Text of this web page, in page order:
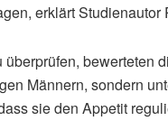
erklärt Studienautor
bewerteten
Männern, sondern
sie den Appetit